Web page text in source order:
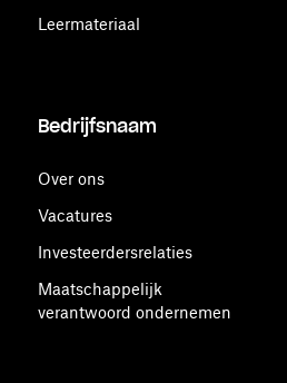
Leermateriaal
Bedrijfsnaam
Over ons
Vacatures
Investeerdersrelaties
Maatschappelijk
verantwoord ondernemen